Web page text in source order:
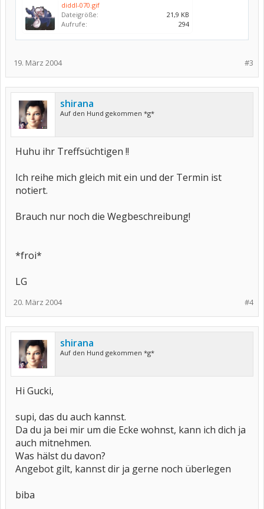
diddl-070.gif
Dateigröße:
21,9 KB
Aufrufe:
294
#3
19. März 2004
shirana
Auf den Hund gekommen *g*
Huhu ihr Treffsüchtigen !!
Ich reihe mich gleich mit ein und der Termin ist
notiert.
Brauch nur noch die Wegbeschreibung!
*froi*
LG
#4
20. März 2004
shirana
Auf den Hund gekommen *g*
Hi Gucki,
supi, das du auch kannst.
Da du ja bei mir um die Ecke wohnst, kann ich dich ja
auch mitnehmen.
Was hälst du davon?
Angebot gilt, kannst dir ja gerne noch überlegen
biba